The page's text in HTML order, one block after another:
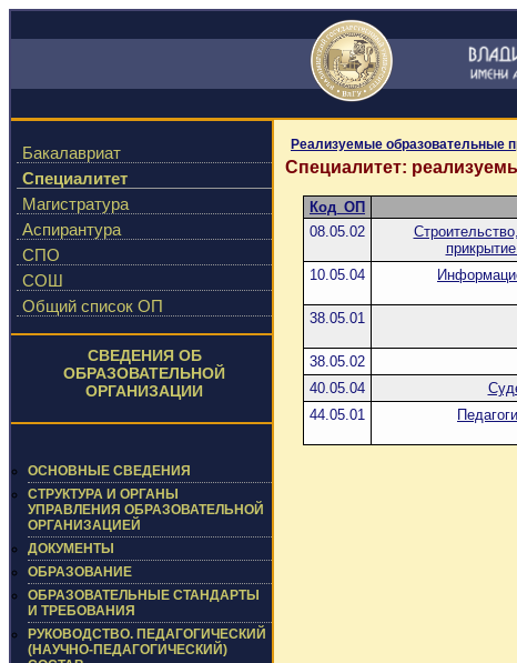
Бакалавриат
Специалитет
Магистратура
Аспирантура
СПО
СОШ
Общий список ОП
СВЕДЕНИЯ ОБ
ОБРАЗОВАТЕЛЬНОЙ
ОРГАНИЗАЦИИ
ОСНОВНЫЕ СВЕДЕНИЯ
СТРУКТУРА И ОРГАНЫ
УПРАВЛЕНИЯ ОБРАЗОВАТЕЛЬНОЙ
ОРГАНИЗАЦИЕЙ
ДОКУМЕНТЫ
ОБРАЗОВАНИЕ
ОБРАЗОВАТЕЛЬНЫЕ СТАНДАРТЫ
И ТРЕБОВАНИЯ
РУКОВОДСТВО. ПЕДАГОГИЧЕСКИЙ
(НАУЧНО-ПЕДАГОГИЧЕСКИЙ)
Реализуемые образовательные
Специалитет:
Код_ОП
08.05.02
10.05.04
38.05.01
38.05.02
40.05.04
44.05.01